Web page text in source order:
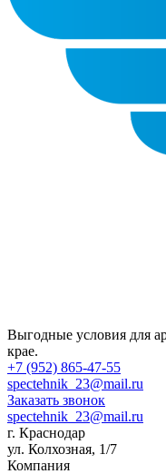
Выгодные условия для
крае.
+7 (952) 865-47-55
spectehnik_23@mail.ru
Заказать звонок
spectehnik_23@mail.ru
г. Краснодар
ул. Колхозная, 1/7
Компания